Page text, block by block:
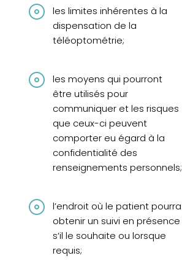
les limites inhérentes à la
dispensation de la
téléoptométrie;
les moyens qui pourront
être utilisés pour
communiquer et les risques
que ceux-ci peuvent
comporter eu égard à la
confidentialité des
renseignements personnels;
l’endroit où le patient pourra
obtenir un suivi en présence
s‘il le souhaite ou lorsque
requis;